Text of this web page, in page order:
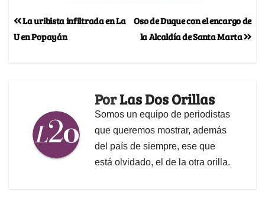
Oso de Duque con el encargo de
la Alcaldía de Santa Marta
La uribista infiltrada en La
U en Popayán
PorLas Dos Orillas
Somos un equipo de periodistas
que queremos mostrar, además
del país de siempre, ese que
está olvidado, el de la otra orilla.